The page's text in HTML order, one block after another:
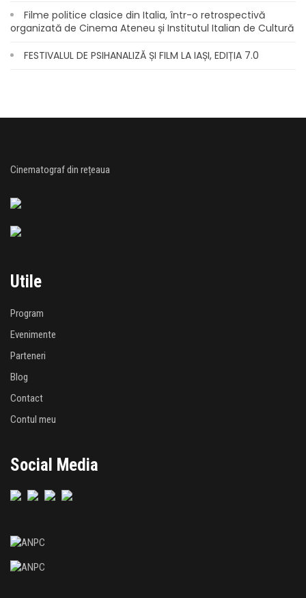
Filme politice clasice din Italia, într-o retrospectivă
organizată de Cinema Ateneu și Institutul Italian de Cultură
FESTIVALUL DE PSIHANALIZĂ ȘI FILM LA IAȘI, EDIȚIA 7.0
Cinematograf din rețeaua
Utile
Program
Evenimente
Parteneri
Blog
Contact
Contul meu
Social Media